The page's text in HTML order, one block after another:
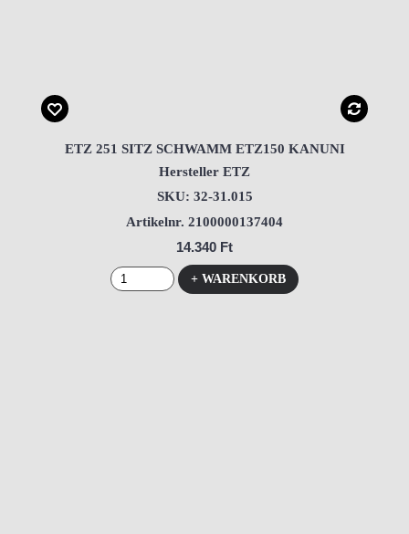
ETZ 251 SITZ SCHWAMM ETZ150 KANUNI
Hersteller ETZ
SKU: 32-31.015
Artikelnr. 2100000137404
14.340 Ft
+ WARENKORB